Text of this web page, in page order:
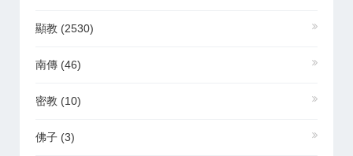
顯教 (2530)
南傳 (46)
密教 (10)
佛子 (3)